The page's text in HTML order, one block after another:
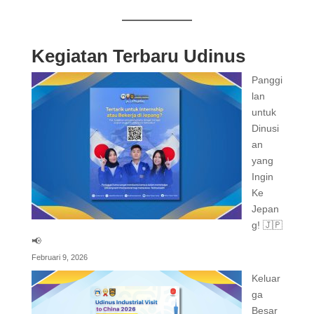
Kegiatan Terbaru Udinus
Panggi
lan
untuk
Dinusi
an
yang
Ingin
Ke
Jepan
g! 🇯🇵
📢
Februari 9, 2026
Keluar
ga
Besar